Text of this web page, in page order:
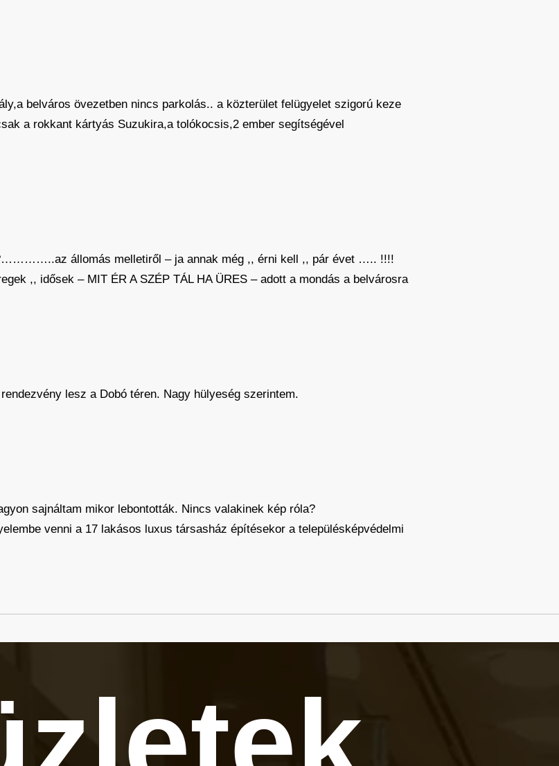
belváros övezetben nincs parkolás.. a közterület felügyelet szigorú keze
a rokkant kártyás Suzukira,a tolókocsis,2 ember segítségével
állomás melletiről – ja annak még ,, érni kell ,, pár évet ….. !!!!
,, idősek – MIT ÉR A SZÉP TÁL HA ÜRES – adott a mondás a belvárosra
lesz a Dobó téren. Nagy hülyeség szerintem.
sajnáltam mikor lebontották. Nincs valakinek kép róla?
venni a 17 lakásos luxus társasház építésekor a településképvédelmi